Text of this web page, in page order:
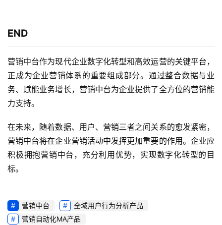
END
营销中台作为现代企业数字化转型和高效运营的关键平台，
正成为企业营销体系的重要组成部分。通过整合数据与业
务、赋能业务增长，营销中台为企业提供了全方位的营销能
力支持。
在未来，随着数据、用户、营销三者之间关系的愈发紧密，
营销中台将在企业营销活动中发挥更加重要的作用。企业应
积极拥抱营销中台，充分利用优势，实现数字化转型的目
标。
营销中台
全域用户行为分析产品
营销自动化MA产品